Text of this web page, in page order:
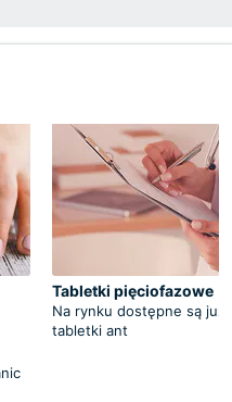
Tabletki pięciofazowe
Na rynku dostępne są już
tabletki ant